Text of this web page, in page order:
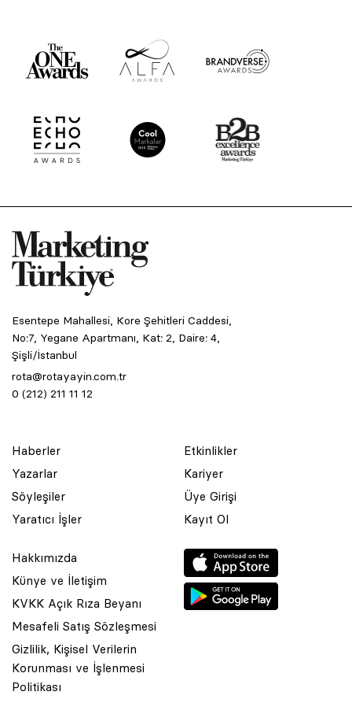
Esentepe Mahallesi, Kore Şehitleri Caddesi,
No:7, Yegane Apartmanı, Kat: 2, Daire: 4,
Şişli/İstanbul
rota@rotayayin.com.tr
0 (212) 211 11 12
Haberler
Yazarlar
Söyleşiler
Yaratıcı İşler
Etkinlikler
Kariyer
Üye Girişi
Kayıt Ol
Hakkımızda
Künye ve İletişim
KVKK Açık Rıza Beyanı
Mesafeli Satış Sözleşmesi
Gizlilik, Kişisel Verilerin
Korunması ve İşlenmesi
Politikası
© 2001 Rota Yayın Yapım Tanıtım Tic. Ltd. Şti. Bu Sitede Bulunan